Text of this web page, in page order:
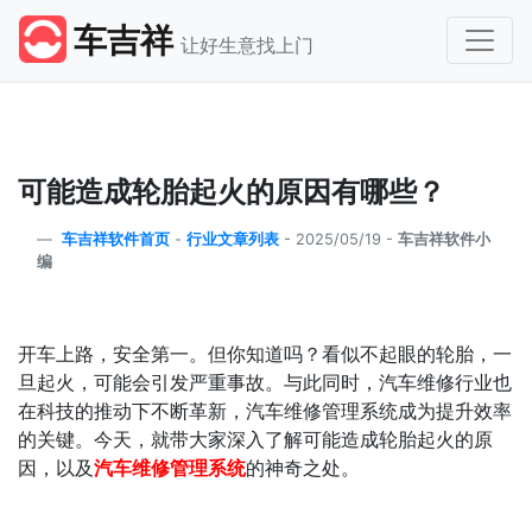
车吉祥 让好生意找上门
可能造成轮胎起火的原因有哪些？
车吉祥软件首页 - 行业文章列表 - 2025/05/19 - 车吉祥软件小
编
开车上路，安全第一。但你知道吗？看似不起眼的轮胎，一
旦起火，可能会引发严重事故。与此同时，汽车维修行业也
在科技的推动下不断革新，汽车维修管理系统成为提升效率
的关键。今天，就带大家深入了解可能造成轮胎起火的原
因，以及汽车维修管理系统的神奇之处。